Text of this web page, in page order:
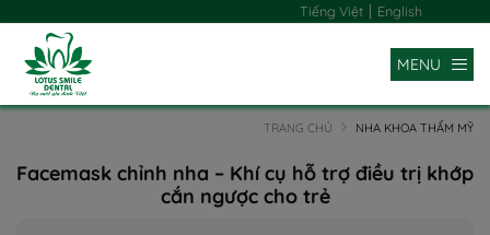
Tiếng Việt | English
MENU
TRANG CHỦ NHA KHOA THẨM MỸ
Facemask chỉnh nha – Khí cụ hỗ trợ điều trị khớp
cắn ngược cho trẻ